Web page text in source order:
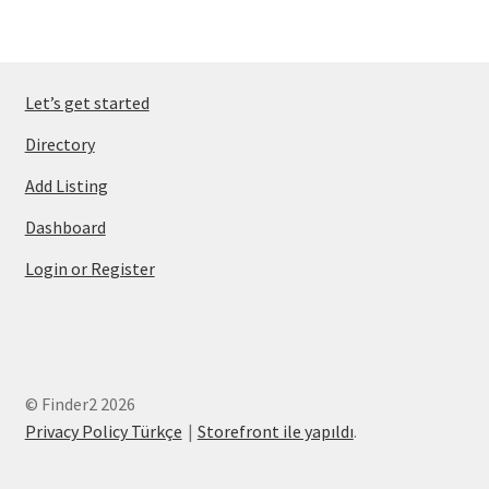
Let’s get started
Directory
Add Listing
Dashboard
Login or Register
© Finder2 2026
Privacy Policy Türkçe
Storefront ile yapıldı.